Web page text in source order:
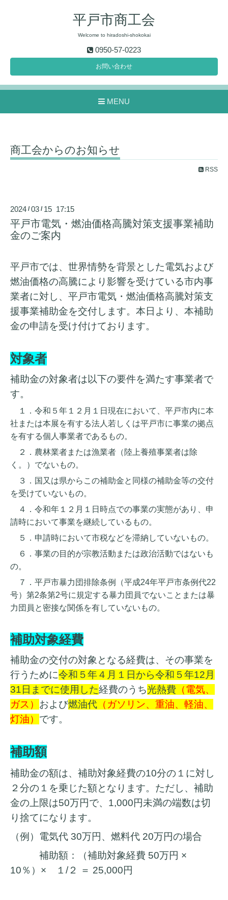
平戸市商工会
Welcome to hiradoshi-shokokai
0950-57-0223
お問い合わせ
MENU
商工会からのお知らせ
RSS
2024 /03 / 15 17:15
平戸市電気・燃油価格高騰対策支援事業補助
金のご案内
平戸市では、世界情勢を背景とした電気および
燃油価格の高騰により影響を受けている市内事
業者に対し、平戸市電気・燃油価格高騰対策支
援事業補助金を交付します。本日より、本補助
金の申請を受け付けております。
対象者
補助金の対象者は以下の要件を満たす事業者で
す。
１．令和５年１２月１日現在において、平戸市内に本
社または本展を有する法人若しくは平戸市に事業の拠点
を有する個人事業者であるもの。
２．農林業者または漁業者（陸上養殖事業者は除
く。）でないもの。
３
．国又は県からこの補助金と同様の補助金等の交付
を受けていないもの。
４ ．令和年１２月１日時点での事業の実態があり、申
請時において事業を継続しているもの。
５
．申請時において市税などを滞納していないもの。
６
．事業の目的が宗教活動または政治活動ではないも
の。
７
．平戸市暴力団排除条例（平成24年平戸市条例代22
号）第2条第2号に規定する暴力団員でないことまたは暴
力団員と密接な関係を有していないもの。
補助対象経費
補助金の交付の対象となる経費は、その事業を
行うために令和５年４月１日から令和５年12月
31日までに使用した経費のうち光熱費 （電気、
ガス） および燃油代 （ガソリン、重油、軽油、
灯油） です。
補助額
補助金の額は、補助対象経費の10分の１に対し
２分の１を乗じた額となります。ただし、補助
金の上限は50万円で、1,000円未満の端数は切
り捨てになります。
（例）電気代 30万円、燃料代 20万円の場合
補助額：（補助対象経費 50万円 ×
10％）× １/２ ＝ 25,000円